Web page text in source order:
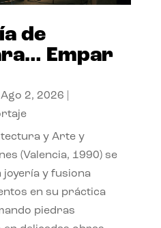
de
Empar
Ago 2, 2026
y Arte y
(Valencia, 1990) se
joyería y fusiona
en su práctica
piedras